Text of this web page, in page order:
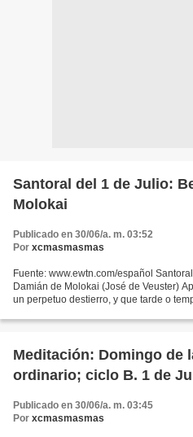
Santoral del 1 de Julio:
Molokai
Publicado en 30/06/a. m. 03:52
Por xcmasmasmas
Fuente: www.ewtn.com/español
Damián de Molokai (José de Veuster)
un perpetuo destierro, y que tarde o
Meditación: Domingo de
ordinario; ciclo B. 1 de
Publicado en 30/06/a. m. 03:45
Por xcmasmasmas